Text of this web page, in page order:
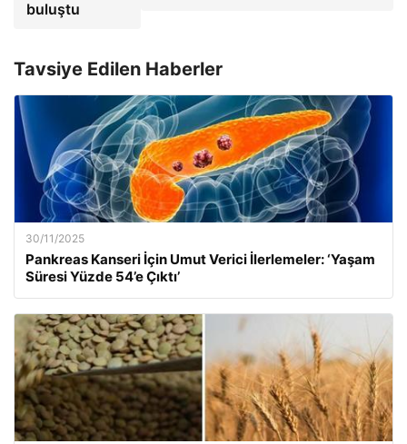
buluştu
Tavsiye Edilen Haberler
30/11/2025
Pankreas Kanseri İçin Umut Verici İlerlemeler: ‘Yaşam
Süresi Yüzde 54’e Çıktı’